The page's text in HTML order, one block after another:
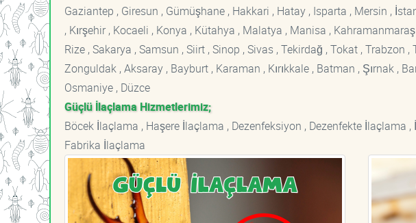
Gaziantep , Giresun , Gümüşhane , Hakkari , Hatay , Isparta , Mersin ,
, Kırşehir , Kocaeli , Konya , Kütahya , Malatya , Manisa ,
Rize , Sakarya , Samsun , Siirt , Sinop , Sivas , Tekirdağ , Tokat , Trabzon
Zonguldak , Aksaray , Bayburt , Karaman , Kırıkkale , Batman , Şırnak ,
Osmaniye , Düzce
Güçlü İlaçlama Hizmetlerimiz;
Böcek İlaçlama , Haşere İlaçlama , Dezenfeksiyon , Dezenfekte İlaçlama
Fabrika İlaçlama